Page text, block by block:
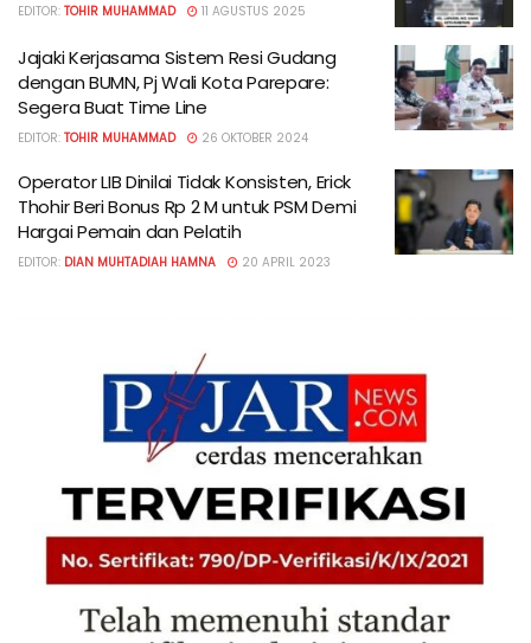
EDITOR: TOHIR MUHAMMAD 11 AGUSTUS 2025
Jajaki Kerjasama Sistem Resi Gudang
dengan BUMN, Pj Wali Kota Parepare:
Segera Buat Time Line
EDITOR: TOHIR MUHAMMAD 26 OKTOBER 2024
Operator LIB Dinilai Tidak Konsisten, Erick
Thohir Beri Bonus Rp 2 M untuk PSM Demi
Hargai Pemain dan Pelatih
EDITOR: DIAN MUHTADIAH HAMNA 20 APRIL 2023